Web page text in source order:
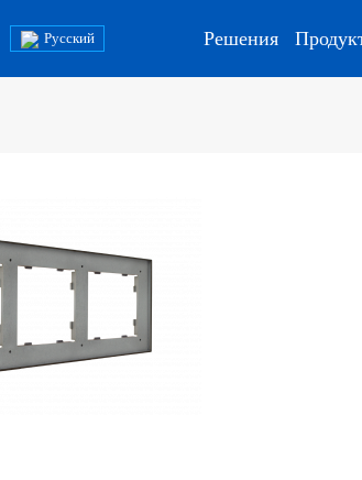
Русский Решения